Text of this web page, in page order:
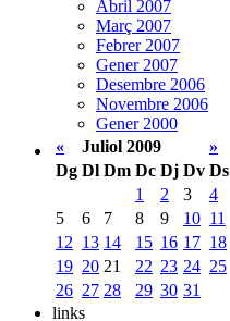
Abril 2007
Març 2007
Febrer 2007
Gener 2007
Desembre 2006
Novembre 2006
Gener 2000
«
Juliol 2009
»
Dg Dl Dm Dc Dj Dv Ds
1
2 3
4
5
6 7 8 9 10 11
12 13 14 15 16 17 18
19 20 21 22 23 24 25
26 27 28 29 30 31
links